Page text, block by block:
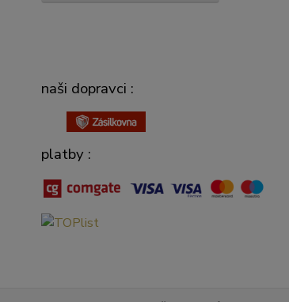
naši dopravci :
platby :